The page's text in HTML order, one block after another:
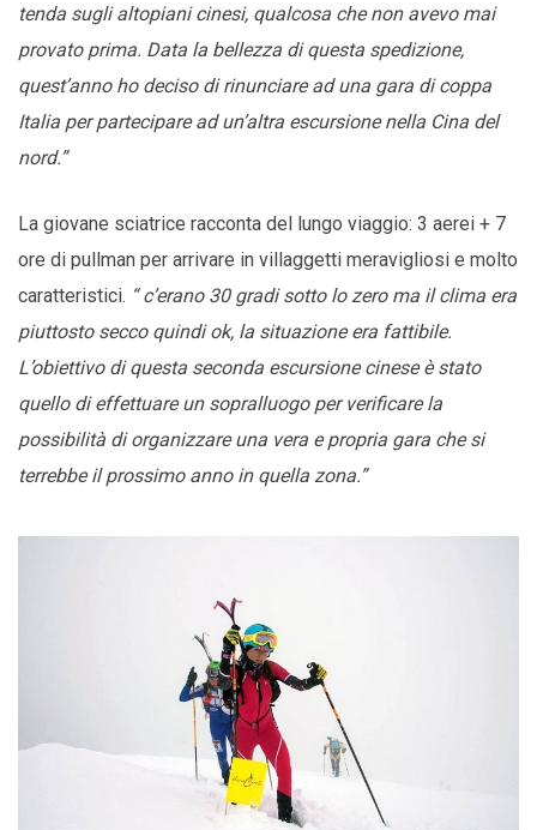
tenda sugli altopiani cinesi, qualcosa che non avevo mai
provato prima. Data la bellezza di questa spedizione,
quest’anno ho deciso di rinunciare ad una gara di coppa
Italia per partecipare ad un’altra escursione nella Cina del
nord.”
La giovane sciatrice racconta del lungo viaggio: 3 aerei + 7
ore di pullman per arrivare in villaggetti meravigliosi e molto
caratteristici. “ c’erano 30 gradi sotto lo zero ma il clima era
piuttosto secco quindi ok, la situazione era fattibile.
L’obiettivo di questa seconda escursione cinese è stato
quello di effettuare un sopralluogo per verificare la
possibilità di organizzare una vera e propria gara che si
terrebbe il prossimo anno in quella zona.”